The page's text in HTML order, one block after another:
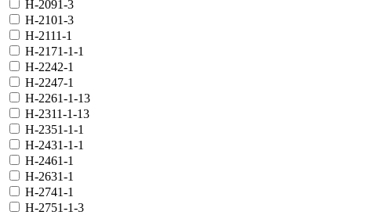
H-2091-3
H-2101-3
H-2111-1
H-2171-1-1
H-2242-1
H-2247-1
H-2261-1-13
H-2311-1-13
H-2351-1-1
H-2431-1-1
H-2461-1
H-2631-1
H-2741-1
H-2751-1-3